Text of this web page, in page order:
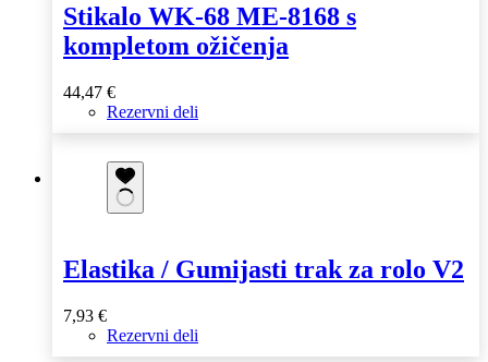
Stikalo WK-68 ME-8168 s
kompletom ožičenja
44,47 €
Rezervni deli
Elastika / Gumijasti trak za rolo V2
7,93 €
Rezervni deli